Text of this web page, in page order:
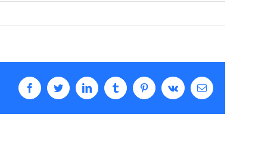
FacebookTwitterLinkedIn Tumblr PinterestVk Email